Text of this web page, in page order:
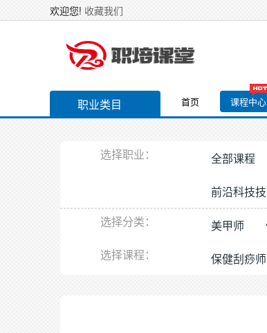
欢迎您! 收藏我们
职业类目 首页 课程中心
选择职业： 全部课程
前沿科技
选择分类：
美甲师
选择课程：
保健刮痧